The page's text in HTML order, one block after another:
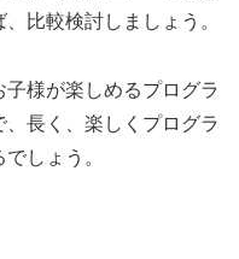
比較検討しましょう。
様が楽しめるプログラ
長く、楽しくプログラ
しょう。